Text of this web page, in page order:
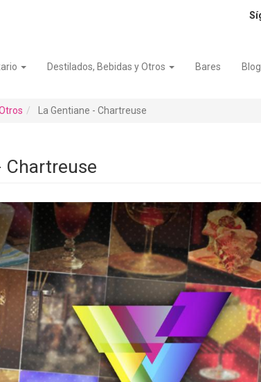
Destilados, Bebidas y Otros Bares Blog
La Gentiane - Chartreuse
Chartreuse